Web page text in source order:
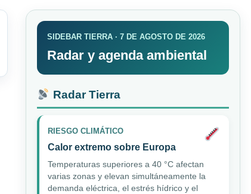
SIDEBAR TIERRA · 7 DE AGOSTO DE 2026
Radar y agenda ambiental
Radar Tierra
RIESGO CLIMÁTICO
Calor extremo sobre Europa
Temperaturas superiores a 40 °C afectan
varias zonas y elevan simultáneamente la
demanda eléctrica, el estrés hídrico y el